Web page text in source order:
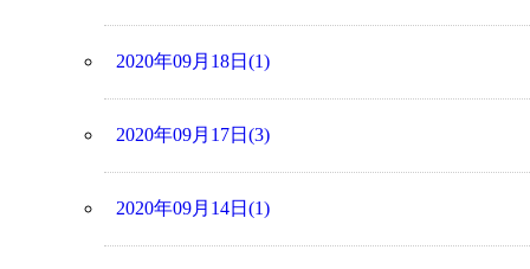
2020年09月18日(1)
2020年09月17日(3)
2020年09月14日(1)